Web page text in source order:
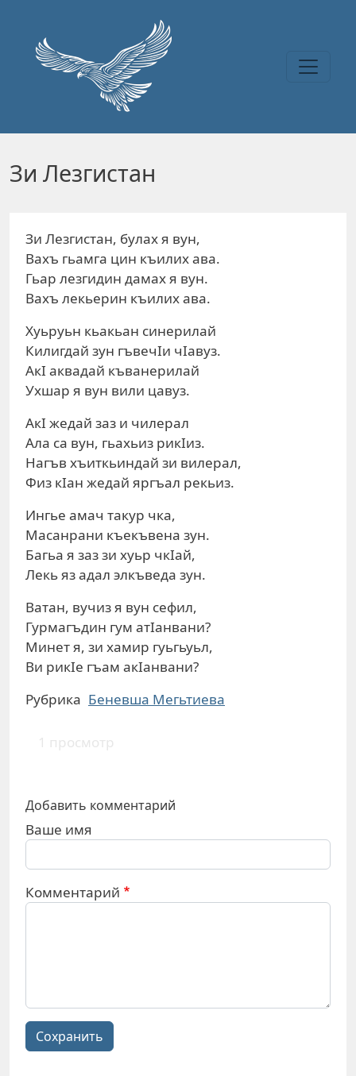
Зи Лезгистан
Зи Лезгистан, булах я вун,
Вахъ гьамга цин къилих ава.
Гьар лезгидин дамах я вун.
Вахъ лекьерин къилих ава.
Хуьруьн кьакьан синерилай
Килигдай зун гъвечIи чIавуз.
АкI аквадай къванерилай
Ухшар я вун вили цавуз.
АкI жедай заз и чилерал
Ала са вун, гьахьиз рикIиз.
Нагъв хъиткьиндай зи вилерал,
Физ кIан жедай яргъал рекьиз.
Ингье амач такур чка,
Масанрани къекъвена зун.
Багьа я заз зи хуьр чкIай,
Лекь яз адал элкъведа зун.
Ватан, вучиз я вун сефил,
Гурмагъдин гум атIанвани?
Минет я, зи хамир гуьгьуьл,
Ви рикIе гъам акIанвани?
Рубрика Беневша Мегьтиева
1 просмотр
Добавить комментарий
Ваше имя
Комментарий
Сохранить